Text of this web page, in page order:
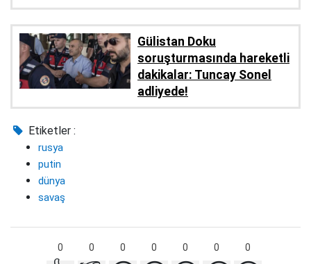
Gülistan Doku
soruşturmasında hareketli
dakikalar: Tuncay Sonel
adliyede!
Etiketler :
rusya
putin
dünya
savaş
0 0 0 0 0 0 0